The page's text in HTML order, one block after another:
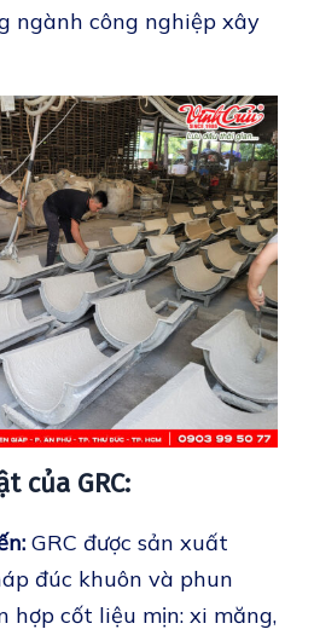
ngành công nghiệp xây
của GRC:
GRC được sản xuất
đúc khuôn và phun
hợp cốt liệu mịn: xi măng,